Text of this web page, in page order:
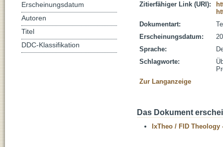
Zitierfähiger Link (URI):
Dokumentart:
Erscheinungsdatum:
Sprache:
Schlagworte:
Zur Langanzeige
Das Dokument
IxTheo / FID Theology
Erscheinungsdatum
Autoren
Titel
DDC-Klassifikation